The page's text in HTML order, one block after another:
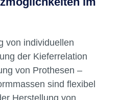
und
Handhabung
– sowohl für das
auch für Patientinnen